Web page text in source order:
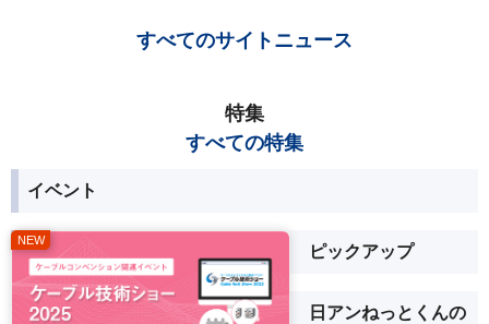
すべてのサイトニュース
特集
すべての特集
イベント
ピックアップ
日アンねっとくんの